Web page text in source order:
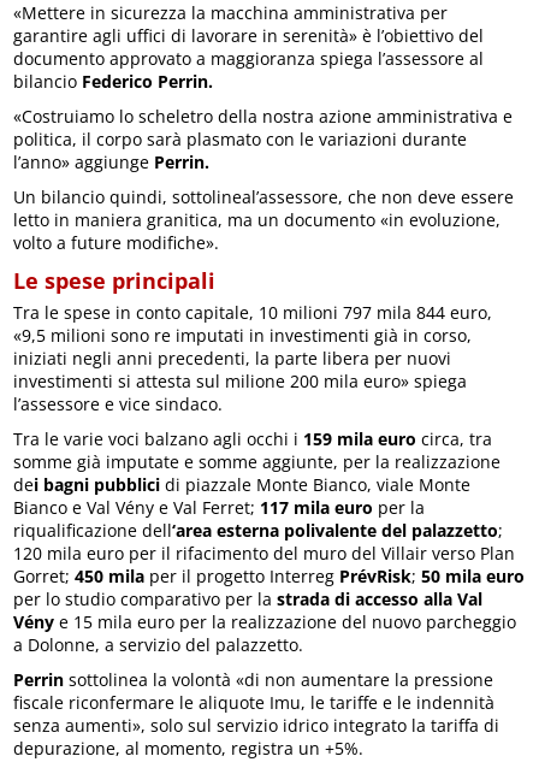
«Mettere in sicurezza la macchina amministrativa per
garantire agli uffici di lavorare in serenità» è l’obiettivo del
documento approvato a maggioranza spiega l’assessore al
bilancio Federico Perrin.
«Costruiamo lo scheletro della nostra azione amministrativa e
politica, il corpo sarà plasmato con le variazioni durante
l’anno» aggiunge Perrin.
Un bilancio quindi, sottolineal’assessore, che non deve essere
letto in maniera granitica, ma un documento «in evoluzione,
volto a future modifiche».
Le spese principali
Tra le spese in conto capitale, 10 milioni 797 mila 844 euro,
«9,5 milioni sono re imputati in investimenti già in corso,
iniziati negli anni precedenti, la parte libera per nuovi
investimenti si attesta sul milione 200 mila euro» spiega
l’assessore e vice sindaco.
Tra le varie voci balzano agli occhi i 159 mila euro circa, tra
somme già imputate e somme aggiunte, per la realizzazione
dei bagni pubblici di piazzale Monte Bianco, viale Monte
Bianco e Val Vény e Val Ferret; 117 mila euro per la
riqualificazione dell‘area esterna polivalente del palazzetto;
120 mila euro per il rifacimento del muro del Villair verso Plan
Gorret;450 mila per il progetto Interreg PrévRisk;50 mila euro
per lo studio comparativo per la strada di accesso alla Val
Vény e 15 mila euro per la realizzazione del nuovo parcheggio
a Dolonne, a servizio del palazzetto.
Perrin sottolinea la volontà «di non aumentare la pressione
fiscale riconfermare le aliquote Imu, le tariffe e le indennità
senza aumenti», solo sul servizio idrico integrato la tariffa di
depurazione, al momento, registra un +5%.